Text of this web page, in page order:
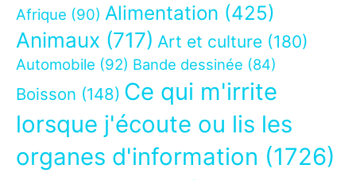
Afrique (90) Alimentation (425)
Animaux (717) Art et culture (180)
Automobile (92) Bande dessinée (84)
Boisson (148) Ce qui m'irrite
lorsque j'écoute ou lis les
organes d'information (1726)